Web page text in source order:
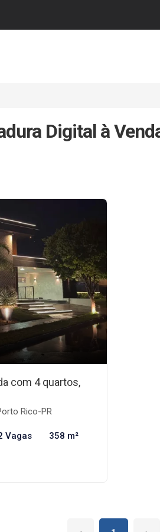
Digital à
com 4 quartos,
Rico-PR
Vagas 358 m²